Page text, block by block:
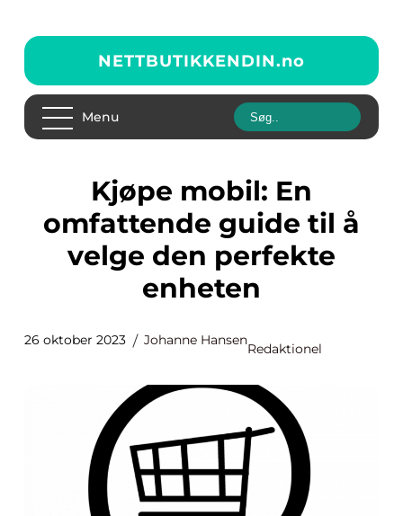
NETTBUTIKKENDIN.no
Menu
Kjøpe mobil: En
omfattende guide til å
velge den perfekte
enheten
26 oktober 2023 Johanne Hansen
Redaktionel